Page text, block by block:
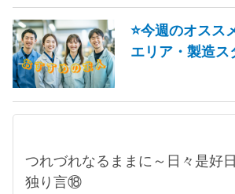
⭐今週のオスス
エリア・製造ス
つれづれなるままに～日々是
独り言⑱